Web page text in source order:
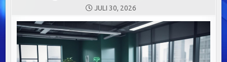
JULI 30, 2026